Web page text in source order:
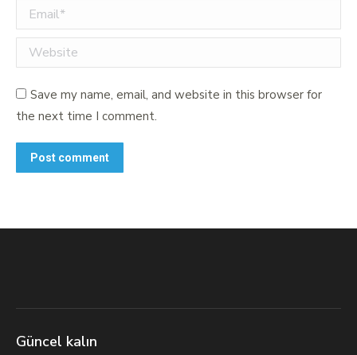
Email *
Website
Save my name, email, and website in this browser for
the next time I comment.
Post comment
Güncel kalın